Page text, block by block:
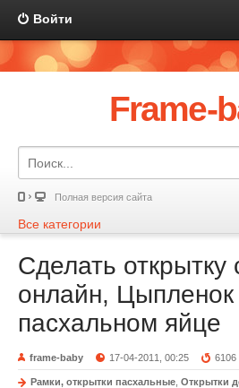
Войти
Frame-
Полная версия сайта
Все категории
Сделать
онлайн, Цыпленок
пасхальном яйце
frame-baby 17-04-2011, 00:25 6106
Рамки, открытки пасхальные Открытки